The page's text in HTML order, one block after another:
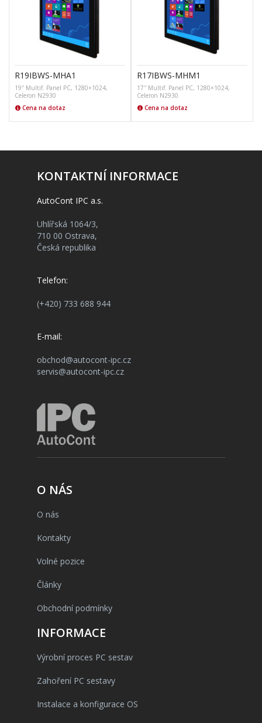
R19IBWS-MHA1
19″ Multif. Panel PC, 1280×1024,
Celeron N2930
Cena na dotaz
R17IBWS-MHM1
17″ Multif. Panel PC, 1280×1024,
Celeron N2930
Cena na dotaz
KONTAKTNÍ INFORMACE
AutoCont IPC a.s.
Uhlířská 1064/3,
710 00 Ostrava,
Česká republika
Telefon:
(+420) 733 688 944
E-mail:
obchod@autocont-ipc.cz
servis@autocont-ipc.cz
O NÁS
O nás
Kontakty
Volné pozice
Články
Obchodní podmínky
INFORMACE
Výrobní proces PC sestav
Zahoření PC sestavy
Instalace a konfigurace OS